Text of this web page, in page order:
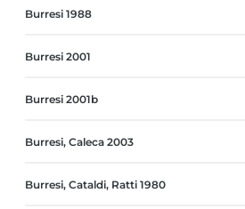
Burresi 1988
Burresi 2001
Burresi 2001b
Burresi, Caleca 2003
Burresi, Cataldi, Ratti 1980